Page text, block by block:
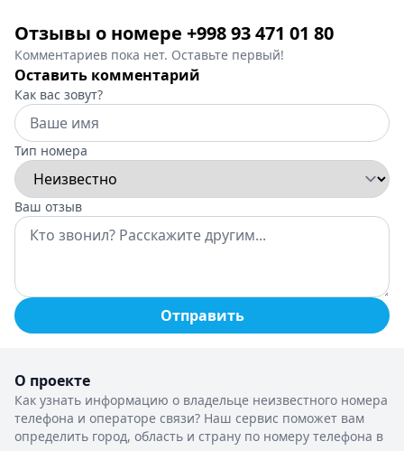
Отзывы о номере +998 93 471 01 80
Комментариев пока нет. Оставьте первый!
Оставить комментарий
Как вас зовут?
Тип номера
Ваш отзыв
Отправить
О проекте
Как узнать информацию о владельце неизвестного номера
телефона и операторе связи? Наш сервис поможет вам
определить город, область и страну по номеру телефона в